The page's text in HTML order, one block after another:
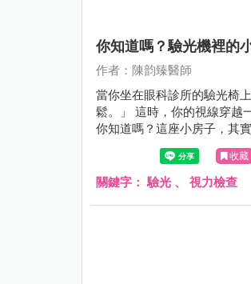
你知道嗎？驗光機裡的
作者：陳韵臻醫師
當你坐在眼科診所的驗光椅
鬆。」 這時，你的視線穿越
你知道嗎？這座小房子，其
Ingjaldshólskirkja，是一座
收藏
關鍵字：驗光 、 視力檢查